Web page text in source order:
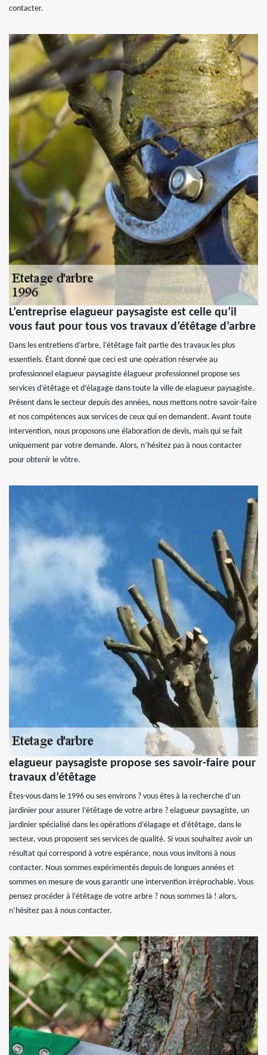
contacter.
L’entreprise elagueur paysagiste est celle qu’il
vous faut pour tous vos travaux d’étêtage d’arbre
Dans les entretiens d’arbre, l’étêtage fait partie des travaux les plus
essentiels. Étant donné que ceci est une opération réservée au
professionnel elagueur paysagiste élagueur professionnel propose ses
services d’étêtage et d’élagage dans toute la ville de elagueur paysagiste.
Présent dans le secteur depuis des années, nous mettons notre savoir-faire
et nos compétences aux services de ceux qui en demandent. Avant toute
intervention, nous proposons une élaboration de devis, mais qui se fait
uniquement par votre demande. Alors, n’hésitez pas à nous contacter
pour obtenir le vôtre.
elagueur paysagiste propose ses savoir-faire pour
travaux d’étêtage
Êtes-vous dans le 1996 ou ses environs ? vous êtes à la recherche d’un
jardinier pour assurer l’étêtage de votre arbre ? elagueur paysagiste, un
jardinier spécialisé dans les opérations d’élagage et d’étêtage, dans le
secteur, vous proposent ses services de qualité. Si vous souhaitez avoir un
résultat qui correspond à votre espérance, nous vous invitons à nous
contacter. Nous sommes expérimentés depuis de longues années et
sommes en mesure de vous garantir une intervention irréprochable. Vous
pensez procéder à l’étêtage de votre arbre ? nous sommes là ! alors,
n’hésitez pas à nous contacter.